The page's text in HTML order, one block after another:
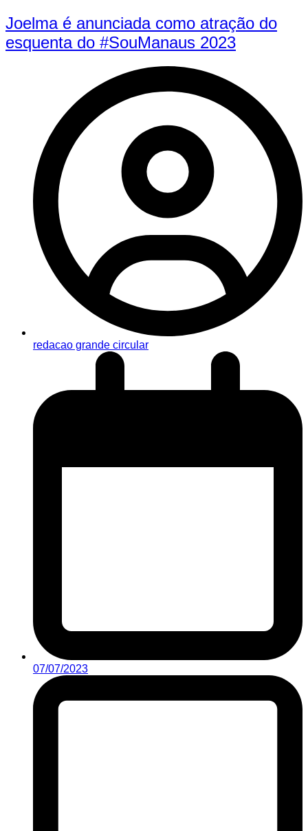
Joelma é anunciada como atração do
esquenta do #SouManaus 2023
redacao grande circular
07/07/2023